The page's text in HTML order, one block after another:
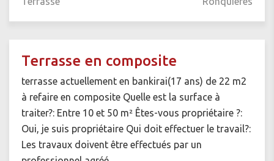
Terrasse en composite
terrasse actuellement en bankirai(17 ans) de 22 m2
à refaire en composite Quelle est la surface à
traiter?: Entre 10 et 50 m² Êtes-vous propriétaire ?:
Oui, je suis propriétaire Qui doit effectuer le travail?:
Les travaux doivent être effectués par un